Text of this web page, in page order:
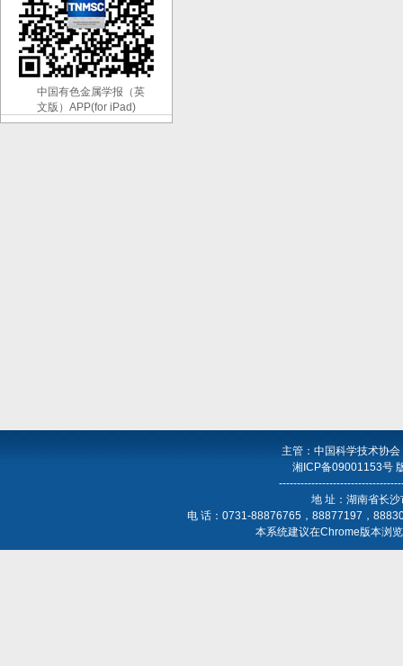
中国有色金属学报（英
文版）APP(for iPad)
主管：中国科学技术协
湘ICP备09001153号
地 址：湖南省长
电 话：0731-88876765，88877197，
本系统建议在Chrome版本浏